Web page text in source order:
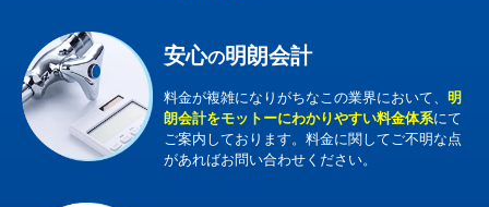
安心の明朗会計
料金が複雑になりがちなこの業界において、 明
朗会計をモットーにわかりやすい料金体系にて
ご案内しております。料金に関してご不明な点
があればお問い合わせください。